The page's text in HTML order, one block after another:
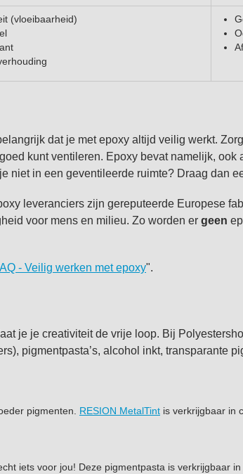
(vloeibaarheid)
dat je met epoxy altijd veilig werkt.
kunt ventileren. Epoxy bevat namelijk,
niet in een geventileerde ruimte? Draag dan
leveranciers zijn gereputeerde Europese
voor mens en milieu. Zo worden er geen
- Veilig werken met epoxy".
je je creativiteit de vrije loop. Bij
pigmentpasta’s, alcohol inkt, transparante
pigmenten. RESION MetalTint is verkrijgbaar in
iets voor jou! Deze pigmentpasta is verkrijgbaar